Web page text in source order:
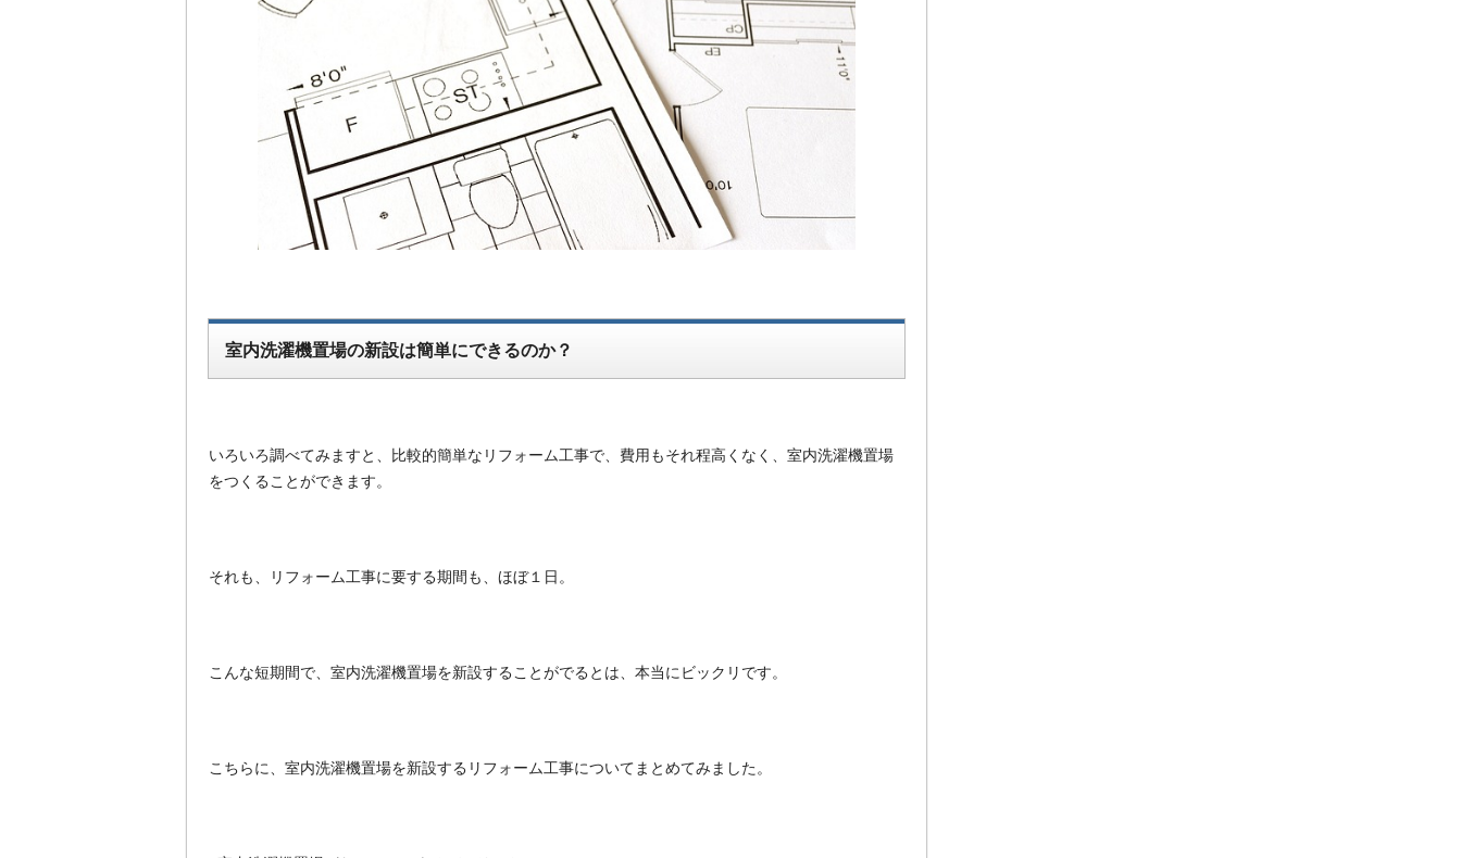
室内洗濯機置場の新設は簡単にできるのか？
いろいろ調べてみますと、比較的簡単なリフォーム工事で、費用もそれ程高くなく、室内洗濯機置場
をつくることができます。
それも、リフォーム工事に要する期間も、ほぼ１日。
こんな短期間で、室内洗濯機置場を新設することがでるとは、本当にビックリです。
こちらに、室内洗濯機置場を新設するリフォーム工事についてまとめてみました。